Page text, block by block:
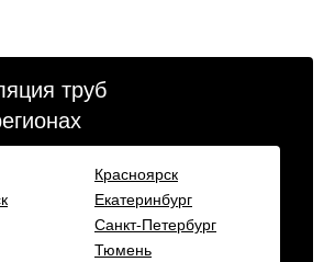
труб
Красноярск
Екатеринбург
Санкт-Петербург
Тюмень